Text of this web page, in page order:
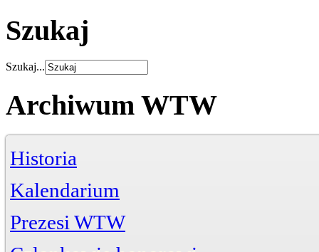
Szukaj
Szukaj...
Archiwum WTW
Historia
Kalendarium
Prezesi WTW